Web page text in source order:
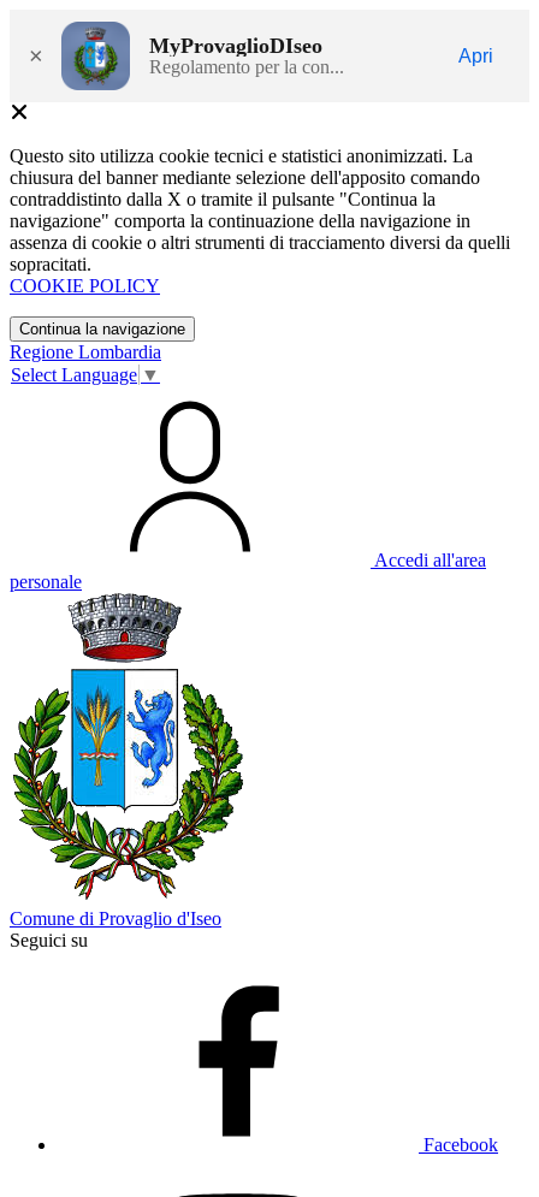
× MyProvaglioDIseo
Regolamento per la con...
Apri
Questo sito utilizza cookie tecnici e statistici anonimizzati. La
chiusura del banner mediante selezione dell'apposito comando
contraddistinto dalla X o tramite il pulsante "Continua la
navigazione" comporta la continuazione della navigazione in
assenza di cookie o altri strumenti di tracciamento diversi da quelli
sopracitati.
COOKIE POLICY
Continua la navigazione
Regione Lombardia
Select Language ▼
Accedi all'area
personale
Comune di Provaglio d'Iseo
Seguici su
Facebook